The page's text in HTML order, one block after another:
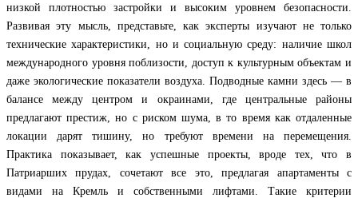
низкой плотностью застройки и высоким уровнем безопасности.
Развивая эту мысль, представьте, как эксперты изучают не только
технические характеристики, но и социальную среду: наличие школ
международного уровня поблизости, доступ к культурным объектам и
даже экологические показатели воздуха. Подводные камни здесь — в
балансе между центром и окраинами, где центральные районы
предлагают престиж, но с риском шума, в то время как отдаленные
локации дарят тишину, но требуют времени на перемещения.
Практика показывает, как успешные проекты, вроде тех, что в
Патриарших прудах, сочетают все это, предлагая апартаменты с
видами на Кремль и собственными лифтами. Такие критерии